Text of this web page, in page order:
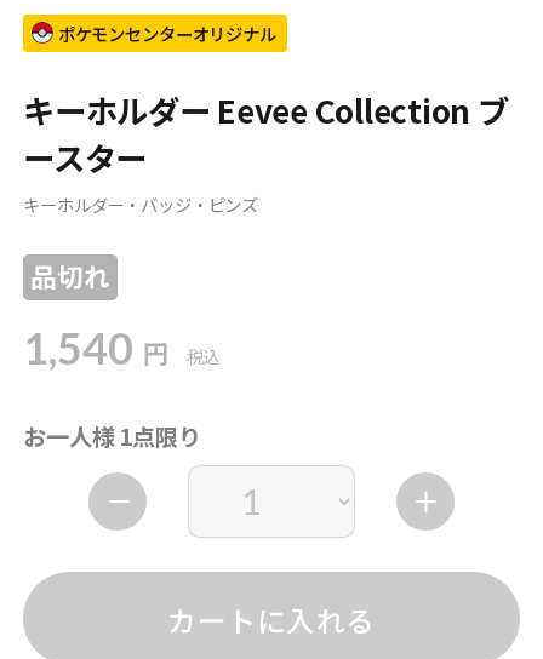
ポケモンセンターオリジナル
キーホルダー Eevee Collection ブ
ースター
キーホルダー・バッジ・ピンズ
品切れ
1,540 円 税込
お一人様 1点限り
カートに入れる